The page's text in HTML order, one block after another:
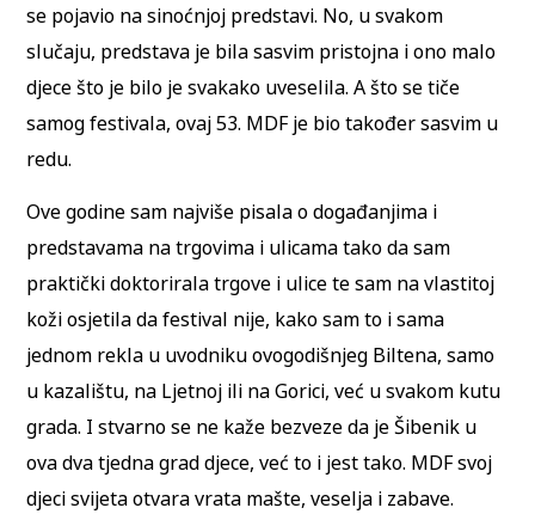
se pojavio na sinoćnjoj predstavi. No, u svakom
slučaju, predstava je bila sasvim pristojna i ono malo
djece što je bilo je svakako uveselila. A što se tiče
samog festivala, ovaj 53. MDF je bio također sasvim u
redu.
Ove godine sam najviše pisala o događanjima i
predstavama na trgovima i ulicama tako da sam
praktički doktorirala trgove i ulice te sam na vlastitoj
koži osjetila da festival nije, kako sam to i sama
jednom rekla u uvodniku ovogodišnjeg Biltena, samo
u kazalištu, na Ljetnoj ili na Gorici, već u svakom kutu
grada. I stvarno se ne kaže bezveze da je Šibenik u
ova dva tjedna grad djece, već to i jest tako. MDF svoj
djeci svijeta otvara vrata mašte, veselja i zabave.